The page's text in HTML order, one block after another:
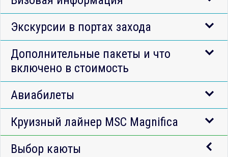
Экскурсии в портах захода
Дополнительные пакеты и что
включено в стоимость
Авиабилеты
Круизный лайнер MSC Magnifica
Выбор каюты